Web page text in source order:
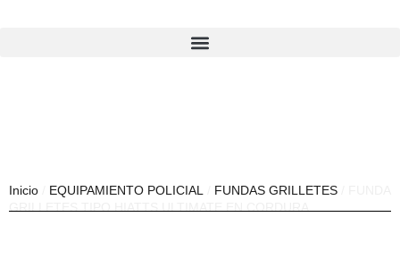
Inicio EQUIPAMIENTO POLICIAL FUNDAS GRILLETES